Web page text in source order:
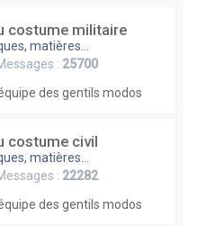
costume militaire
matières...
: 25700
des gentils modos
costume civil
matières...
: 22282
des gentils modos